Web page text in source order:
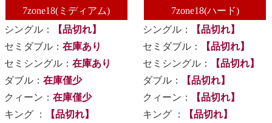
7zone18(ミディアム)
シングル：
【品切れ】
セミダブル： 在庫あり
セミシングル： 在庫あり
ダブル： 在庫僅少
クィーン： 在庫僅少
キング ：
【品切れ】
7zone18(ハード)
シングル：
【品切れ】
セミダブル：
【品切れ】
セミシングル：
【品切れ】
ダブル：
【品切れ】
クィーン：
【品切れ】
キング ：
【品切れ】